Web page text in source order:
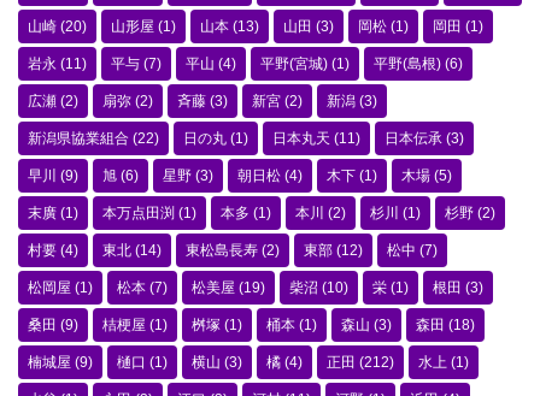
山崎 (20) 山形屋 (1) 山本 (13) 山田 (3) 岡松 (1) 岡田 (1)
岩永 (11) 平与 (7) 平山 (4) 平野(宮城) (1) 平野(島根) (6)
広瀬 (2) 扇弥 (2) 斉藤 (3) 新宮 (2) 新潟 (3)
新潟県協業組合 (22) 日の丸 (1) 日本丸天 (11) 日本伝承 (3)
早川 (9) 旭 (6) 星野 (3) 朝日松 (4) 木下 (1) 木場 (5)
末廣 (1) 本万点田渕 (1) 本多 (1) 本川 (2) 杉川 (1) 杉野 (2)
村要 (4) 東北 (14) 東松島長寿 (2) 東部 (12) 松中 (7)
松岡屋 (1) 松本 (7) 松美屋 (19) 柴沼 (10) 栄 (1) 根田 (3)
桑田 (9) 桔梗屋 (1) 桝塚 (1) 桶本 (1) 森山 (3) 森田 (18)
楠城屋 (9) 樋口 (1) 横山 (3) 橘 (4) 正田 (212) 水上 (1)